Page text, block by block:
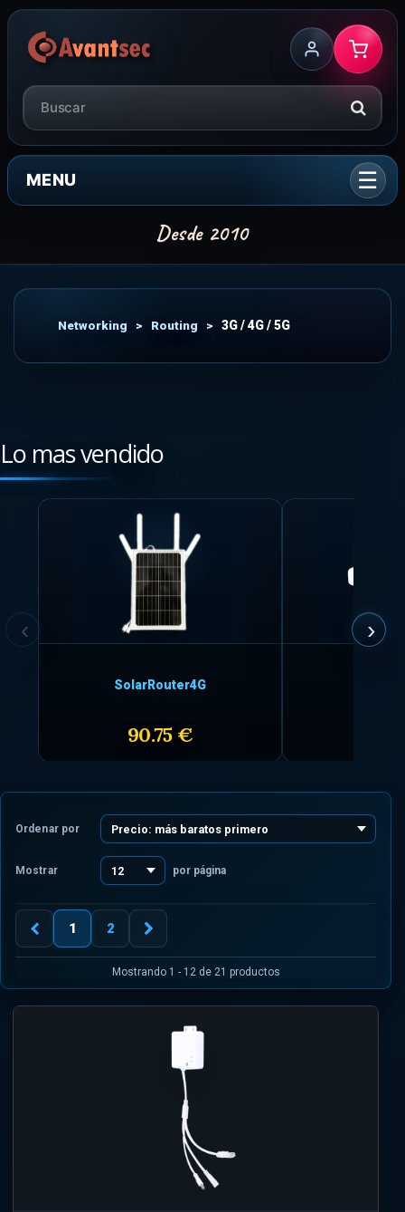
MENU
Networking > Routing > 3G / 4G / 5G
Lo mas vendido
SolarRouter4G
90.75 €
Ordenar por
Mostrar por página
1 2
Mostrando 1 - 12 de 21 productos